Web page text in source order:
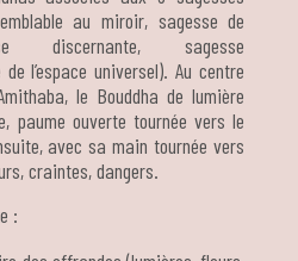
au miroir, sagesse de
discernante, sagesse
l’espace universel). Au centre
le Bouddha de lumière
paume ouverte tournée vers le
avec sa main tournée vers
craintes, dangers.
: